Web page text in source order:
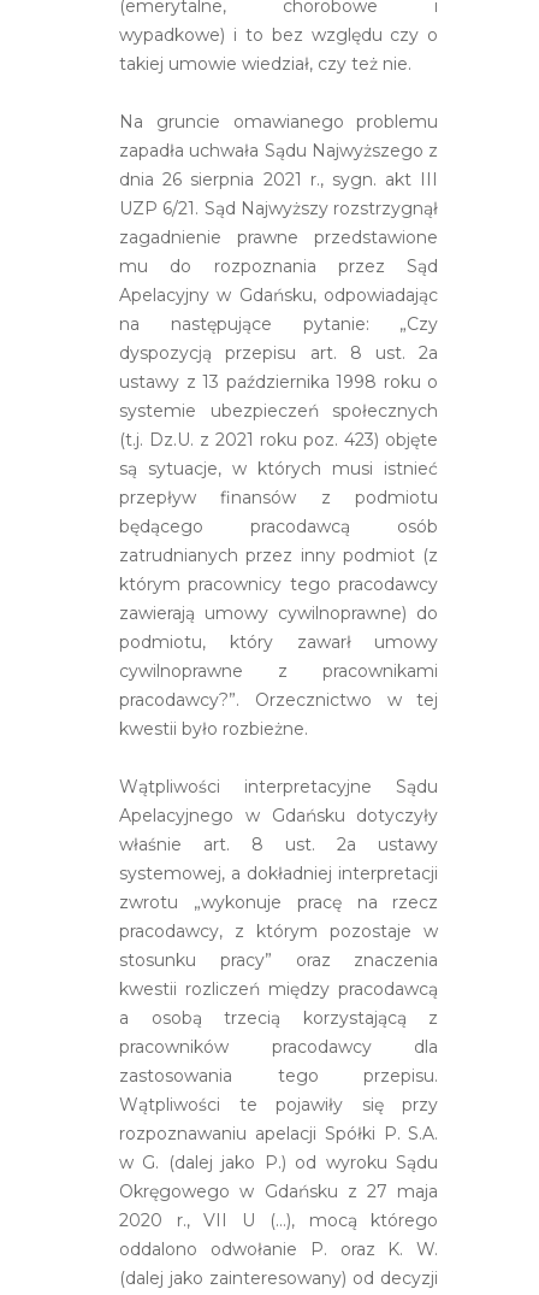
(emerytalne, chorobowe i
wypadkowe) i to bez względu czy o
takiej umowie wiedział, czy też nie.
Na gruncie omawianego problemu
zapadła uchwała Sądu Najwyższego z
dnia 26 sierpnia 2021 r., sygn. akt III
UZP 6/21. Sąd Najwyższy rozstrzygnął
zagadnienie prawne przedstawione
mu do rozpoznania przez Sąd
Apelacyjny w Gdańsku, odpowiadając
na następujące pytanie: „Czy
dyspozycją przepisu art. 8 ust. 2a
ustawy z 13 października 1998 roku o
systemie ubezpieczeń społecznych
(t.j. Dz.U. z 2021 roku poz. 423) objęte
są sytuacje, w których musi istnieć
przepływ finansów z podmiotu
będącego pracodawcą osób
zatrudnianych przez inny podmiot (z
którym pracownicy tego pracodawcy
zawierają umowy cywilnoprawne) do
podmiotu, który zawarł umowy
cywilnoprawne z pracownikami
pracodawcy?”. Orzecznictwo w tej
kwestii było rozbieżne.
Wątpliwości interpretacyjne Sądu
Apelacyjnego w Gdańsku dotyczyły
właśnie art. 8 ust. 2a ustawy
systemowej, a dokładniej interpretacji
zwrotu „wykonuje pracę na rzecz
pracodawcy, z którym pozostaje w
stosunku pracy” oraz znaczenia
kwestii rozliczeń między pracodawcą
a osobą trzecią korzystającą z
pracowników pracodawcy dla
zastosowania tego przepisu.
Wątpliwości te pojawiły się przy
rozpoznawaniu apelacji Spółki P. S.A.
w G. (dalej jako P.) od wyroku Sądu
Okręgowego w Gdańsku z 27 maja
2020 r., VII U (…), mocą którego
oddalono odwołanie P. oraz K. W.
(dalej jako zainteresowany) od decyzji